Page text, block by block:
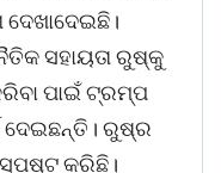
ଦେଖାଦେଇଛି।
ସହାୟତା ରୁଷ୍‌କୁ
ପାଇଁ ଟ୍ରମ୍ପ
ରୁଷ୍‌ର
କରିଛି।